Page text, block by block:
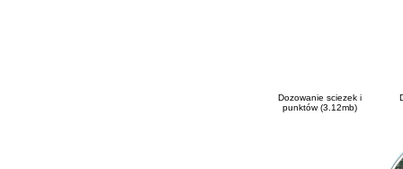
Dozowanie sciezek i
punktów (3.12mb)